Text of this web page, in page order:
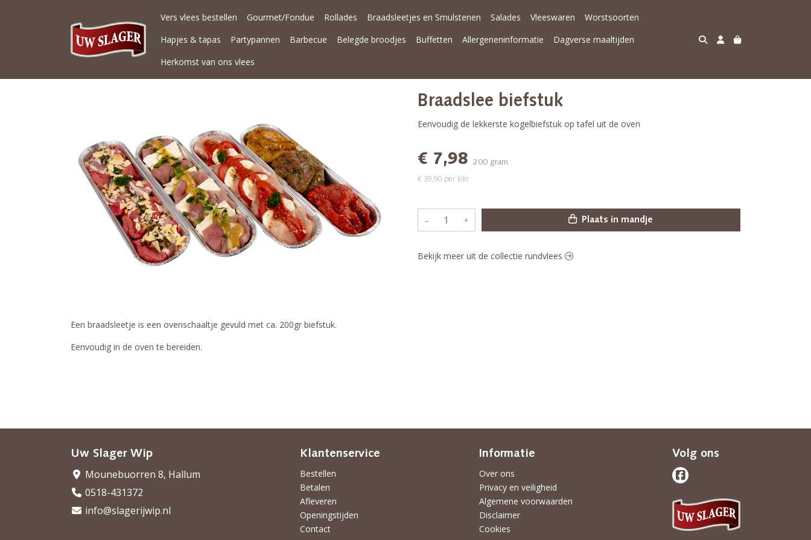
Vers vlees bestellen Gourmet/Fondue Rollades Braadsleetjes en Smulstenen Salades Vleeswaren
Worstsoorten
Hapjes & tapas
Partypannen Barbecue Belegde broodjes Buffetten Allergeneninformatie
Dagverse maaltijden
Herkomst van ons vlees
Een braadsleetje is een ovenschaaltje gevuld met ca. 200gr biefstuk.
Eenvoudig in de oven te bereiden.
Braadslee biefstuk
Eenvoudig de lekkerste kogelbiefstuk op tafel uit de oven
€ 7,98 200 gram
€ 39,90 per kilo
– + Plaats in mandje
Bekijk meer uit de collectie rundvlees
Uw Slager Wip
Mounebuorren 8, Hallum
0518-431372
info@slagerijwip.nl
Klantenservice
Bestellen
Betalen
Afleveren
Openingstijden
Contact
Informatie
Over ons
Privacy en veiligheid
Algemene voorwaarden
Disclaimer
Cookies
Volg ons